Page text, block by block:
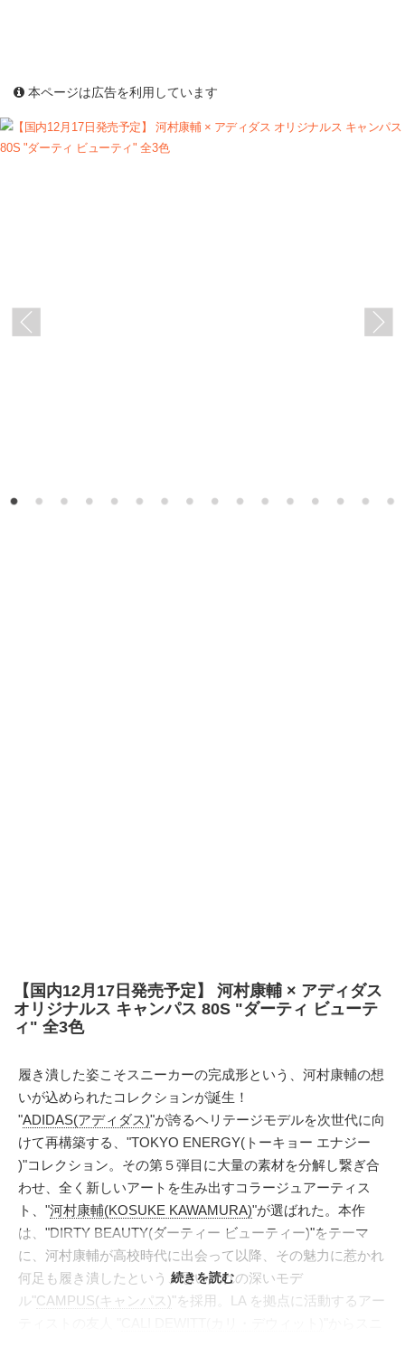
本ページは広告を利用しています
【国内12月17日発売予定】 河村康輔 × アディダス
オリジナルス キャンパス 80S "ダーティ ビューテ
ィ" 全3色
履き潰した姿こそスニーカーの完成形という、河村康輔の想
いが込められたコレクションが誕生！
"ADIDAS(アディダス)"が誇るヘリテージモデルを次世代に向
けて再構築する、"TOKYO ENERGY(トーキョー エナジー
)"コレクション。その第５弾目に大量の素材を分解し繋ぎ合
わせ、全く新しいアートを生み出すコラージュアーティス
ト、"河村康輔(KOSUKE KAWAMURA)"が選ばれた。本作
は、"DIRTY BEAUTY(ダーティー ビューティー)"をテーマ
に、河村康輔が高校時代に出会って以降、その魅力に惹かれ
何足も履き潰したという、思い入れの深いモデ
ル"CAMPUS(キャンパス)"を採用。LA を拠点に活動するアー
続きを読む